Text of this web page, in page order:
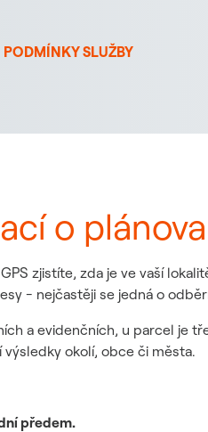
PODMÍNKY SLUŽBY
o
zjistíte, zda je ve vaší
- nejčastěji se jedná o
a evidenčních, u parcel je
výsledky okolí, obce či města.
předem.